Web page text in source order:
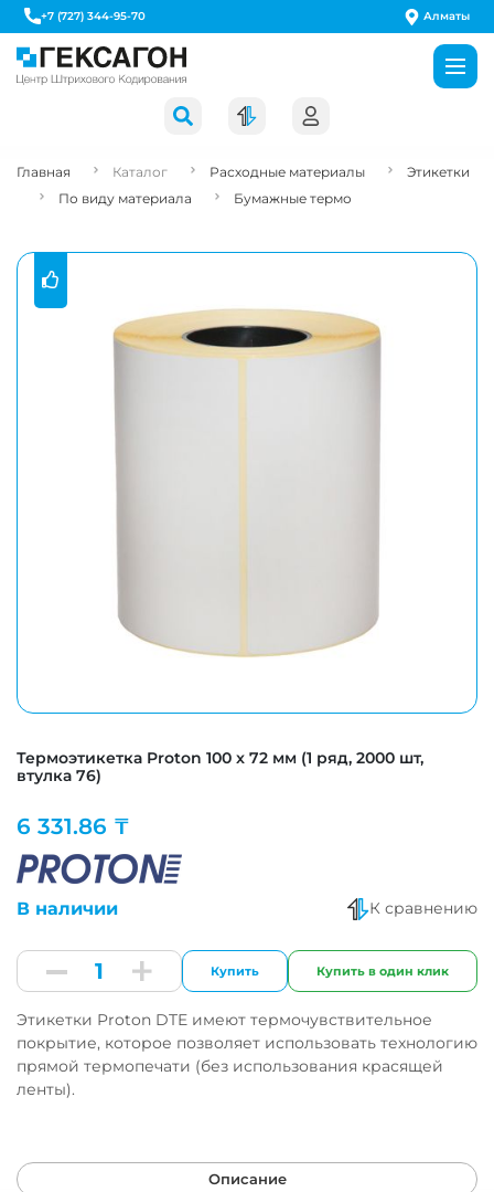
+7 (727) 344-95-70 Алматы
Главная Каталог Расходные материалы
Этикетки
По виду материала
Бумажные термо
Термоэтикетка Proton 100 x 72 мм (1 ряд, 2000 шт,
втулка 76)
6 331.86 ₸
В наличии К сравнению
Купить Купить в один клик
Этикетки Proton DTE имеют термочувствительное
покрытие, которое позволяет использовать технологию
прямой термопечати (без использования красящей
ленты).
Описание